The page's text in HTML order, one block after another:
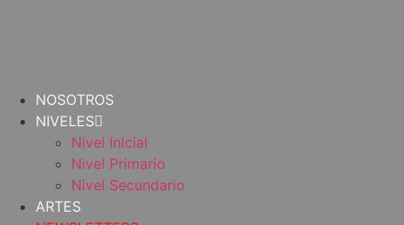
NOSOTROS
NIVELES
Nivel Inicial
Nivel Primario
Nivel Secundario
ARTES